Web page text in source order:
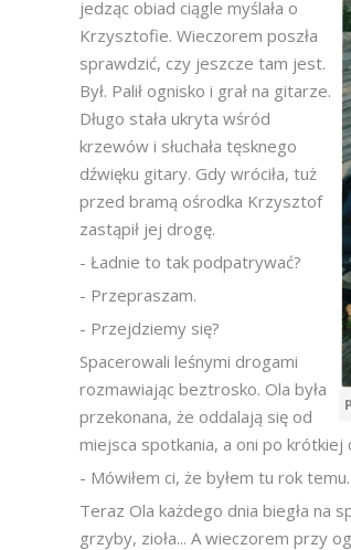
jedząc obiad ciągle myślała o
Krzysztofie. Wieczorem poszła
sprawdzić, czy jeszcze tam jest.
Był. Palił ognisko i grał na gitarze.
Długo stała ukryta wśród
krzewów i słuchała tęsknego
dźwięku gitary. Gdy wróciła, tuż
przed bramą ośrodka Krzysztof
zastąpił jej drogę.
- Ładnie to tak podpatrywać?
- Przepraszam.
- Przejdziemy się?
Spacerowali leśnymi drogami
rozmawiając beztrosko. Ola była
przekonana, że oddalają się od
miejsca spotkania, a oni po
- Mówiłem ci, że byłem tu rok
Teraz Ola każdego dnia biegła na
grzyby, zioła... A wieczorem przy